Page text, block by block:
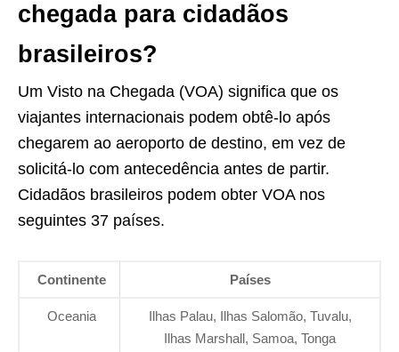
chegada para cidadãos
brasileiros?
Um Visto na Chegada (VOA) significa que os
viajantes internacionais podem obtê-lo após
chegarem ao aeroporto de destino, em vez de
solicitá-lo com antecedência antes de partir.
Cidadãos brasileiros podem obter VOA nos
seguintes 37 países.
Continente Países
Oceania
Ilhas Palau, Ilhas Salomão, Tuvalu,
Ilhas Marshall, Samoa, Tonga